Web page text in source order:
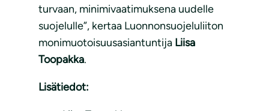
turvaan, minimivaatimuksena uudelle
suojelulle”, kertaa Luonnonsuojeluliiton
monimuotoisuusasiantuntija Liisa
Toopakka.
Lisätiedot: